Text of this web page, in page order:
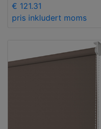
€ 121.31
pris inkludert moms